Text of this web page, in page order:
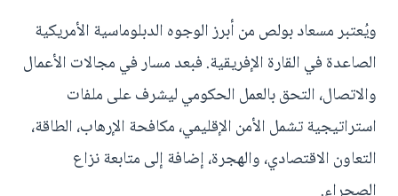
ويُعتبر مسعاد بولص من أبرز الوجوه الدبلوماسية الأمريكية
الصاعدة في القارة الإفريقية. فبعد مسار في مجالات الأعمال
والاتصال، التحق بالعمل الحكومي ليشرف على ملفات
استراتيجية تشمل الأمن الإقليمي، مكافحة الإرهاب، الطاقة،
التعاون الاقتصادي، والهجرة، إضافة إلى متابعة نزاع